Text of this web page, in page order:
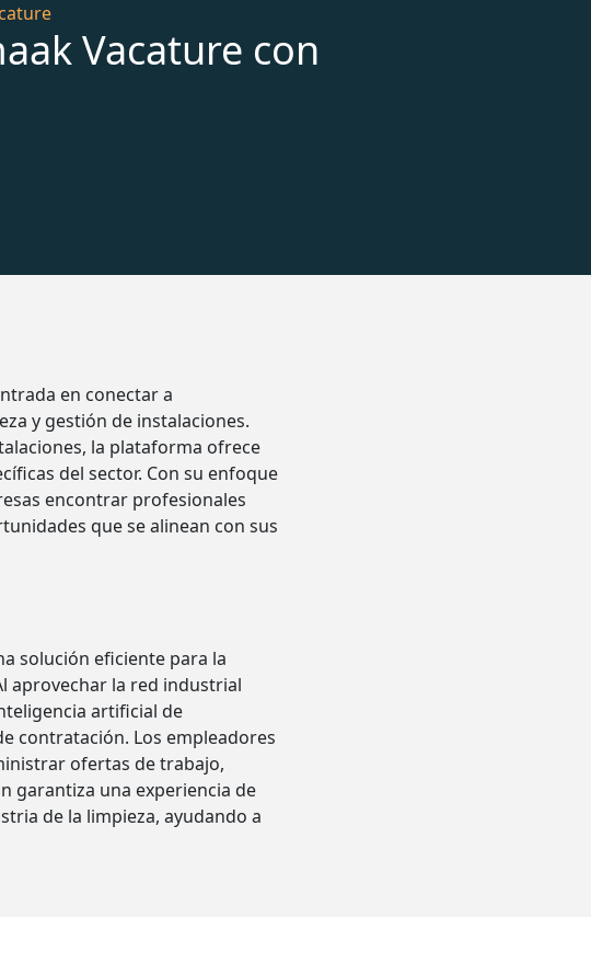
Vacature con
en conectar a
y gestión de instalaciones.
la plataforma ofrece
del sector. Con su enfoque
encontrar profesionales
que se alinean con sus
solución eficiente para la
aprovechar la red industrial
artificial de
contratación. Los empleadores
ofertas de trabajo,
garantiza una experiencia de
de la limpieza, ayudando a